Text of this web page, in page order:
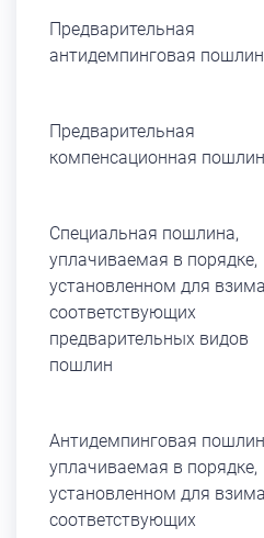
Предварительная
антидемпинговая
Предварительная
компенсационная
Специальная пошлина,
уплачиваемая в порядке,
установленном для
соответствующих
предварительных видов
пошлин
Антидемпинговая
уплачиваемая в порядке,
установленном для
соответствующих